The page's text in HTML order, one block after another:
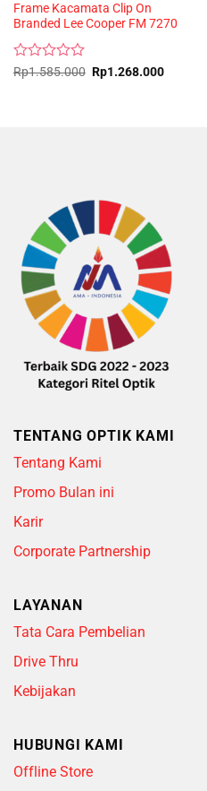
Frame Kacamata Clip On
Branded Lee Cooper FM 7270
Rated
Rp1.585.000 Original
price
Rp1.268.000Current
TENTANG OPTIK KAMI
Tentang Kami
Promo Bulan ini
Karir
Corporate Partnership
LAYANAN
Tata Cara Pembelian
Drive Thru
Kebijakan
HUBUNGI KAMI
Offline Store